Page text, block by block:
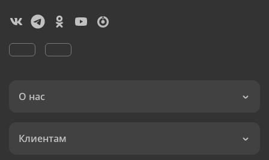
О нас
Клиентам